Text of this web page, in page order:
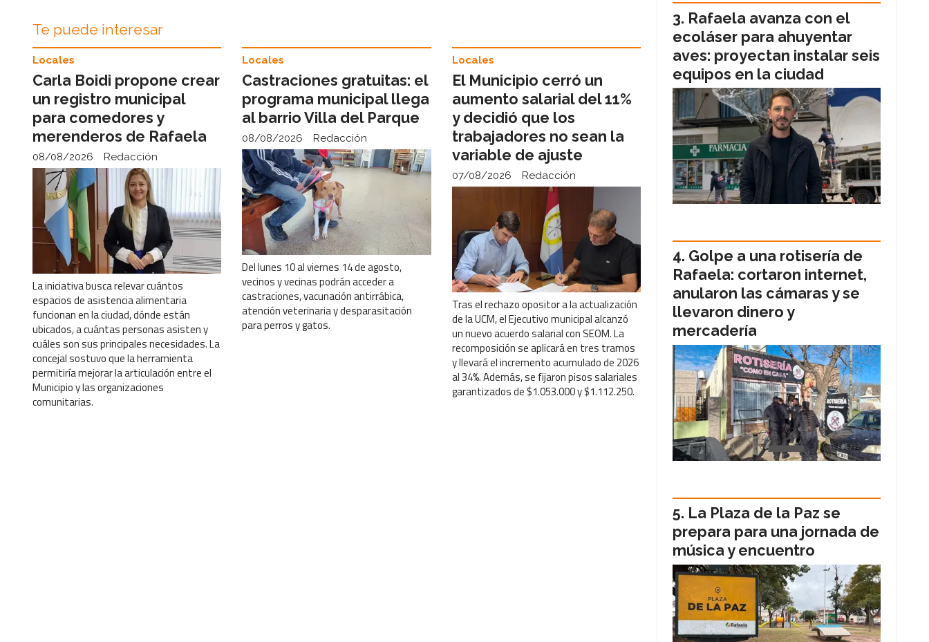
Te puede interesar
Carla Boidi propone crear
un registro municipal
para comedores y
merenderos de Rafaela
Redacción
Locales
08/08/2026
La iniciativa busca relevar cuántos
espacios de asistencia alimentaria
funcionan en la ciudad, dónde están
ubicados, a cuántas personas asisten y
cuáles son sus principales necesidades. La
concejal sostuvo que la herramienta
permitiría mejorar la articulación entre el
Municipio y las organizaciones
comunitarias.
Castraciones gratuitas: el
programa municipal llega
al barrio Villa del Parque
Redacción
Locales
08/08/2026
Del lunes 10 al viernes 14 de agosto,
vecinos y vecinas podrán acceder a
castraciones, vacunación antirrábica,
atención veterinaria y desparasitación
para perros y gatos.
El Municipio cerró un
aumento salarial del 11%
y decidió que los
trabajadores no sean la
variable de ajuste
Redacción
Locales
07/08/2026
Tras el rechazo opositor a la actualización
de la UCM, el Ejecutivo municipal alcanzó
un nuevo acuerdo salarial con SEOM. La
recomposición se aplicará en tres tramos
y llevará el incremento acumulado de 2026
al 34%. Además, se fijaron pisos salariales
garantizados de $1.053.000 y $1.112.250.
Rafaela avanza con el
ecoláser para ahuyentar
aves: proyectan instalar seis
equipos en la ciudad
Golpe a una rotisería de
Rafaela: cortaron internet,
anularon las cámaras y se
llevaron dinero y
mercadería
La Plaza de la Paz se
prepara para una jornada de
música y encuentro